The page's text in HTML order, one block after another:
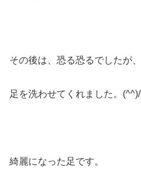
その後は、恐る恐るでしたが、
足を洗わせてくれました。(^^)/
綺麗になった足です。